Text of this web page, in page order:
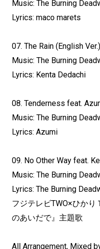
Music: The Burning
Lyrics: maco marets
07. The Rain (English
Music: The Burning
Lyrics: Kenta Dedachi
08. Tenderness feat.
Music: The Burning
Lyrics: Azumi
09. No Other Way feat.
Music: The Burning
Lyrics: The Burning
フジテレビTWO×ひか
のあいだで』主題歌
All Arrangement, Mixed